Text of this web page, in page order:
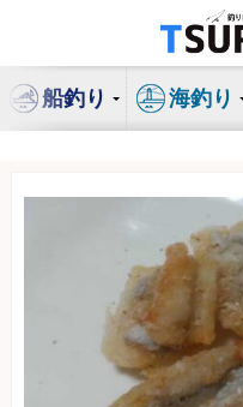
ン
船釣り 海釣り